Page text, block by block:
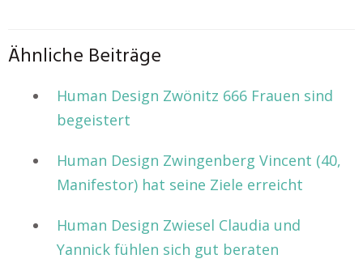
Ähnliche Beiträge
Human Design Zwönitz 666 Frauen sind
begeistert
Human Design Zwingenberg Vincent (40,
Manifestor) hat seine Ziele erreicht
Human Design Zwiesel Claudia und
Yannick fühlen sich gut beraten